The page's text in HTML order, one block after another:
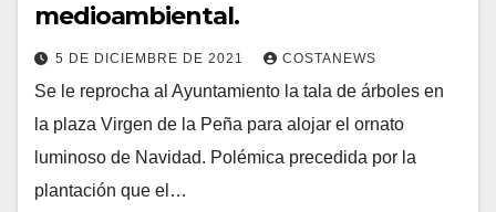
medioambiental.
5 DE DICIEMBRE DE 2021 COSTANEWS
Se le reprocha al Ayuntamiento la tala de árboles en
la plaza Virgen de la Peña para alojar el ornato
luminoso de Navidad. Polémica precedida por la
plantación que el…